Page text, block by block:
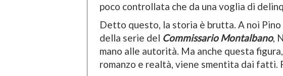
poco controllata che da una voglia di
Detto questo, la storia è brutta. A noi
della serie del Commissario Montalbano,
mano alle autorità. Ma anche questa
romanzo e realtà, viene smentita dai fatti.